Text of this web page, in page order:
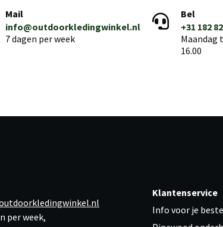
Mail
info@outdoorkledingwinkel.nl
7 dagen per week
Bel
+31 182
Maandag
16.00
per week,
Klantenservice
Info voor je